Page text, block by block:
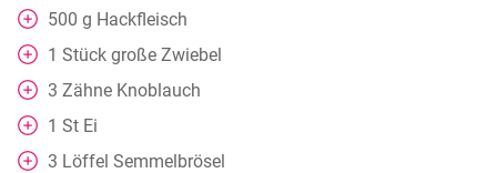
500 g Hackfleisch
1 Stück große Zwiebel
3 Zähne Knoblauch
1 St Ei
3 Löffel Semmelbrösel